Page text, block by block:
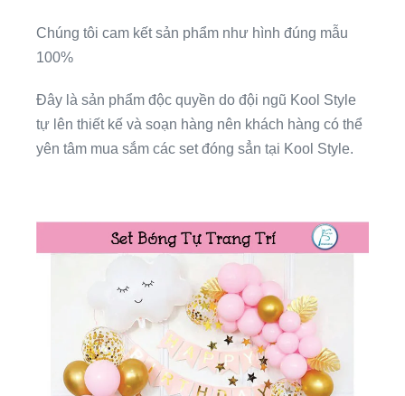
Chúng tôi cam kết sản phẩm như hình đúng mẫu
100%
Đây là sản phẩm độc quyền do đội ngũ Kool Style
tự lên thiết kế và soạn hàng nên khách hàng có thể
yên tâm mua sắm các set đóng sẳn tại Kool Style.